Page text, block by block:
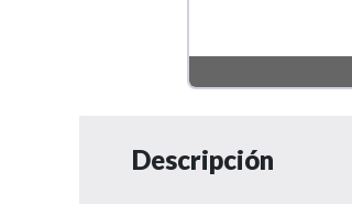
Descripción